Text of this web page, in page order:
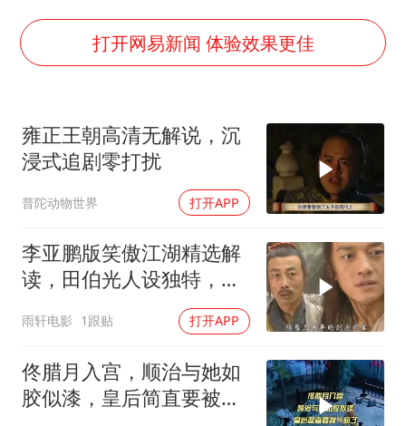
湖北启动重大气象灾害三级应急响应
大疆错失宇树
打开网易新闻 体验效果更佳
雍正王朝高清无解说，沉
浸式追剧零打扰
普陀动物世界 打开APP
李亚鹏版笑傲江湖精选解
读，田伯光人设独特，让
雨轩电影 1跟贴 打开APP
佟腊月入宫，顺治与她如
胶似漆，皇后简直要被气